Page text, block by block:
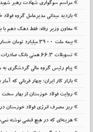
مراسم سوگواری شهادت رهبر شهید
بازدید میدانی مدیرعامل گروه
معاون وزیر رفاه: فقط دهک دهم با
بیمه ملت 3900 میلیارد تومان خسارت پرداخت کرد
تسهیلات 66.3 همتی بانک صادرات
پیام رئیس گروه مالی گردشگری به
بازار کار ایران؛ چهار قربانی که آمار
روایت فولاد خوزستان از بهار سخت
ریز مصرف انرژی فولاد خوزستان در
هزینه‌ای که در هیچ قبضی نوشته